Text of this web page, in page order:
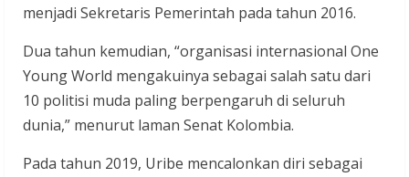
menjadi Sekretaris Pemerintah pada tahun 2016.
Dua tahun kemudian, “organisasi internasional One
Young World mengakuinya sebagai salah satu dari
10 politisi muda paling berpengaruh di seluruh
dunia,” menurut laman Senat Kolombia.
Pada tahun 2019, Uribe mencalonkan diri sebagai